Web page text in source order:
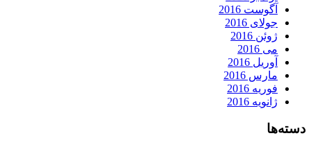
آگوست 2016
جولای 2016
ژوئن 2016
می 2016
آوریل 2016
مارس 2016
فوریه 2016
ژانویه 2016
دسته‌ها